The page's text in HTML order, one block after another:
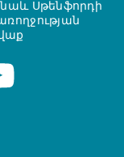
Սթենֆորդի